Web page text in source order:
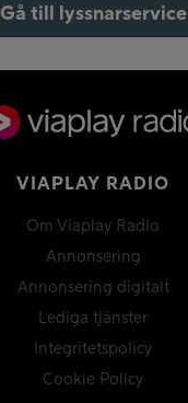
Gå till lyssnarservice
VIAPLAY RADIO
Om Viaplay Radio
Annonsering
Annonsering digitalt
Lediga tjänster
Integritetspolicy
Cookie Policy